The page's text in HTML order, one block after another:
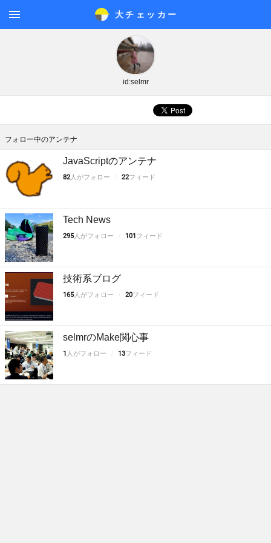
大チェッカ ー
メニ
id:selmr
フォロー中のアンテナ
JavaScriptのアンテナ
82 人がフォロー 22フィード
Tech News
295人がフォロー 101フィード
技術系ブログ
165人がフォロー 20フィード
selmrのMake関心事
1 人がフォロー 13フィード